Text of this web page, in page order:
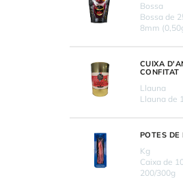
Bossa
Bossa de
8mm
CUIXA
CONFITAT
Llauna
Llauna de
POTES DE
Kg
Caixa de
200/300g